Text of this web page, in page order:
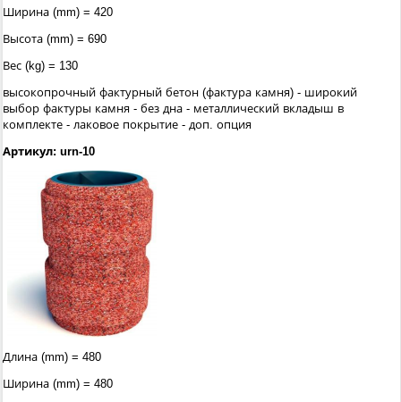
Ширина (mm) = 420
Высота (mm) = 690
Вес (kg) = 130
высокопрочный фактурный бетон (фактура камня) - широкий
выбор фактуры камня - без дна - металлический вкладыш в
комплекте - лаковое покрытие - доп. опция
Артикул: urn-10
Длина (mm) = 480
Ширина (mm) = 480